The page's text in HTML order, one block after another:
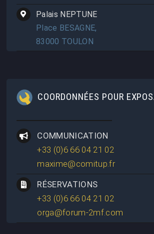
Palais NEPTUNE
Place BESAGNE,
83000 TOULON
COORDONNÉES POUR
COMMUNICATION
+33 (0)6 66 04 21 02
maxime@comitup.fr
RÉSERVATIONS
+33 (0)6 66 04 21 02
orga@forum-2mf.com